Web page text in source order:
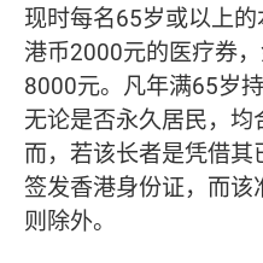
现时每名65岁或以上
港币2000元的医疗券
8000元。凡年满65岁
无论是否永久居民，
而，若该长者是凭借
签发香港身份证，而
则除外。